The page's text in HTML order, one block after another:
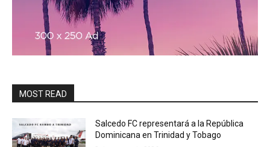
MOST READ
Salcedo FC representará a la República
Dominicana en Trinidad y Tobago